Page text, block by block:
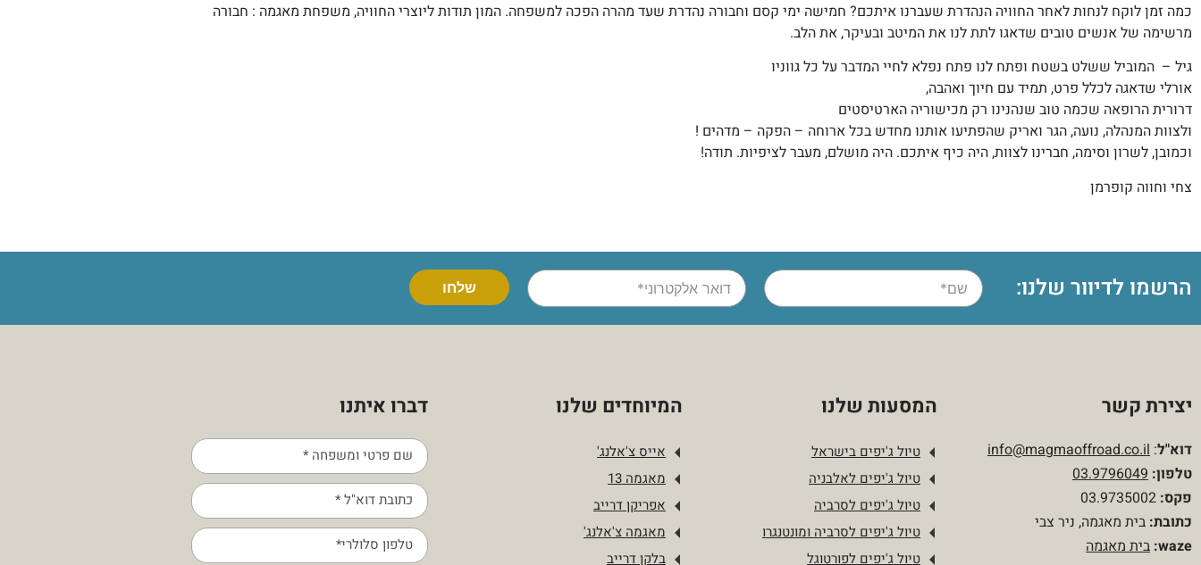
כמה זמן לוקח לנחות לאחר החוויה הנהדרת שעברנו איתכם? חמישה ימי קסם וחבורה נהדרת שעד מהרה הפכה למשפחה. המון תודות ליוצרי החוויה, משפחת מאגמה : חבורה
מרשימה של אנשים טובים שדאגו לתת לנו את המיטב ובעיקר, את הלב.
גיל – המוביל ששלט בשטח ופתח לנו פתח נפלא לחיי המדבר על כל גווניו
אורלי שדאגה לכלל פרט, תמיד עם חיוך ואהבה,
דרורית הרופאה שכמה טוב שנהנינו רק מכישוריה הארטיסטים
ולצוות המנהלה, נועה, הגר ואריק שהפתיעו אותנו מחדש בכל ארוחה – הפקה – מדהים !
וכמובן, לשרון וסימה, חברינו לצוות, היה כיף איתכם. היה מושלם, מעבר לציפיות. תודה!
צחי וחווה קופרמן
הרשמו לדיוור שלנו:
יצירת קשר
דוא"ל:
info@magmaoffroad.co.il
טלפון:
03.9796049
פקס:
כתובת: בית מאגמה, ניר צבי
waze: בית מאגמה
המסעות שלנו
טיול ג'יפים בישראל
טיול ג'יפים לאלבניה
טיול ג'יפים לסרביה
טיול ג'יפים לסרביה ומונטנגרו
טיול ג'יפים לפורטוגל
המיוחדים שלנו
אייס צ'אלנג'
מאגמה 13
אפריקן דרייב
מאגמה צ'אלנג'
בלקן דרייב
דברו איתנו